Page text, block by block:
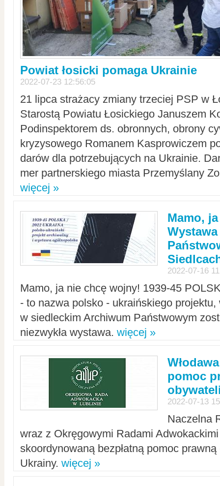
Powiat łosicki pomaga Ukrainie
2022-07-23 12:56:05
21 lipca strażacy zmiany trzeciej PSP w
Starostą Powiatu Łosickiego Januszem
Podinspektorem ds. obronnych, obrony
kryzysowego Romanem Kasprowiczem
darów dla potrzebujących na Ukrainie.
mer partnerskiego miasta Przemyślany
więcej »
Mamo,
2022-07-16
Mamo, ja nie chcę wojny! 1939-45
- to nazwa polsko - ukraińskiego
w siedleckim Archiwum Państwowym
niezwykła wystawa. więcej »
pomoc
2022-07-13
Naczelna
wraz z Okręgowymi Radami Adwokackimi
skoordynowaną bezpłatną pomoc
Ukrainy. więcej »